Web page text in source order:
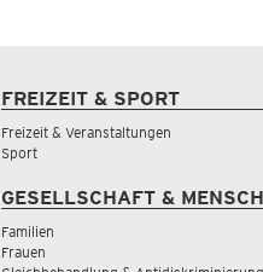
FREIZEIT & SPORT
Freizeit & Veranstaltungen
Sport
GESELLSCHAFT &
Familien
Frauen